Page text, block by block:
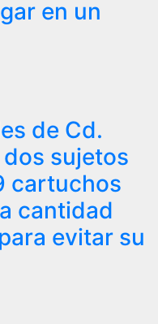
en un
de Cd.
sujetos
cartuchos
cantidad
evitar su